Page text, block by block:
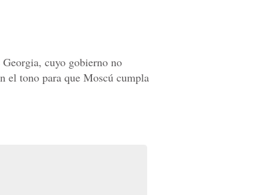
cuyo gobierno no
el tono para que Moscú cumpla